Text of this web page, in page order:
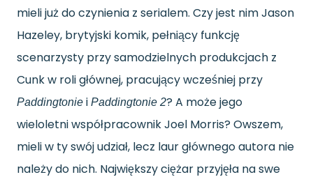
mieli już do czynienia z serialem. Czy jest nim Jason
Hazeley, brytyjski komik, pełniący funkcję
scenarzysty przy samodzielnych produkcjach z
Cunk w roli głównej, pracujący wcześniej przy
Paddingtonie i Paddingtonie 2? A może jego
wieloletni współpracownik Joel Morris? Owszem,
mieli w ty swój udział, lecz laur głównego autora nie
należy do nich. Największy ciężar przyjęła na swe